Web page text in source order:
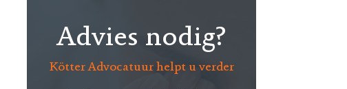
Advies nodig?
Kötter Advocatuur helpt u verder